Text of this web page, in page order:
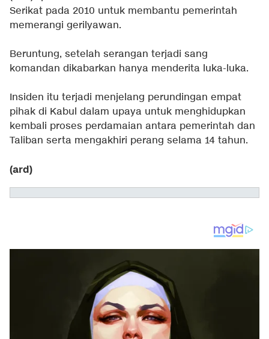
Serikat pada 2010 untuk membantu pemerintah
memerangi gerilyawan.
Beruntung, setelah serangan terjadi sang
komandan dikabarkan hanya menderita luka-luka.
Insiden itu terjadi menjelang perundingan empat
pihak di Kabul dalam upaya untuk menghidupkan
kembali proses perdamaian antara pemerintah dan
Taliban serta mengakhiri perang selama 14 tahun.
(ard)